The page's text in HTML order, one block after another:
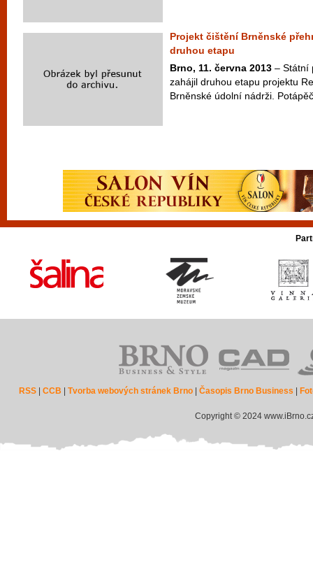
Projekt čištění Brněnské
druhou etapu
Brno, 11. června 2013 – Státní
zahájil druhou etapu projektu
Brněnské údolní nádrži.
RSS |CCB |Tvorba webových stránek Brno |Časopis Brno Business
Copyright © 2024